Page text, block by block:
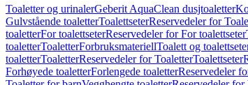
Toaletter og urinalerGeberit AquaClean dusjtoaletter
Gulvstående toaletterToalettseterReservedeler for
toaletterFor toalettseterReservedeler for For toalettseter
toaletterToaletterForbruksmateriellToalett og
toaletterToaletterReservedeler for ToaletterToalettseter
Forhøyede toaletterForlengede toaletterReservedeler